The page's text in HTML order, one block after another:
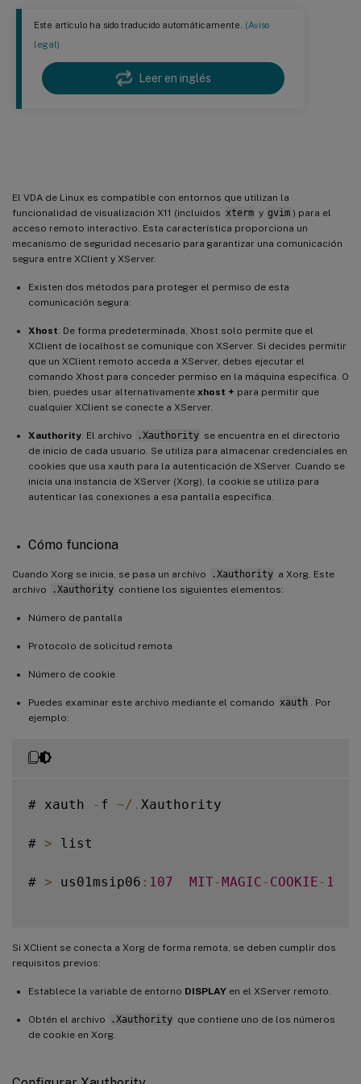
Este artículo ha sido traducido automáticamente. (Aviso
legal)
Leer en inglés
El VDA de Linux es compatible con entornos que utilizan la
funcionalidad de visualización X11 (incluidos xterm y gvim ) para el
acceso remoto interactivo. Esta característica proporciona un
mecanismo de seguridad necesario para garantizar una comunicación
segura entre XClient y XServer.
Existen dos métodos para proteger el permiso de esta
comunicación segura:
Xhost . De forma predeterminada, Xhost solo permite que el
XClient de localhost se comunique con XServer. Si decides permitir
que un XClient remoto acceda a XServer, debes ejecutar el
comando Xhost para conceder permiso en la máquina específica. O
bien, puedes usar alternativamente xhost + para permitir que
cualquier XClient se conecte a XServer.
Xauthority . El archivo .Xauthority se encuentra en el directorio
de inicio de cada usuario. Se utiliza para almacenar credenciales en
cookies que usa xauth para la autenticación de XServer. Cuando se
inicia una instancia de XServer (Xorg), la cookie se utiliza para
autenticar las conexiones a esa pantalla específica.
Cómo funciona
Cuando Xorg se inicia, se pasa un archivo .Xauthority a Xorg. Este
archivo
.Xauthority contiene los siguientes elementos:
Número de pantalla
Protocolo de solicitud remota
Número de cookie
Puedes examinar este archivo mediante el comando xauth
. Por
ejemplo:
# xauth - f ~/ . Xauthority
# > list
# > us01msip06 : 107 MIT-MAGIC - COOKIE - 1
Si XClient se conecta a Xorg de forma remota, se deben cumplir dos
requisitos previos:
Establece la variable de entorno DISPLAY en el XServer remoto.
Obtén el archivo .Xauthority que contiene uno de los números
de cookie en Xorg.